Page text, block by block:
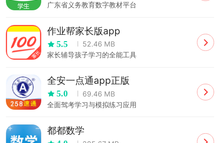
广东省义务教育数字教材平台
作业帮家长版app
5.5
52.46 MB
家长辅导孩子学习的全能工具
全安一点通app正版
5.0
69.46 MB
全面驾考学习与模拟练习应用
都都数学